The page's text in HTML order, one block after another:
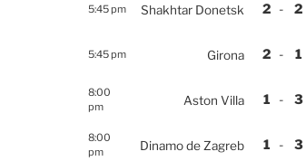
5:45 pm Shakhtar Donetsk 2 - 2
5:45 pm Girona 2 - 1
8:00
pm
Aston Villa 1 - 3
8:00
pm
Dinamo de Zagreb 1 - 3